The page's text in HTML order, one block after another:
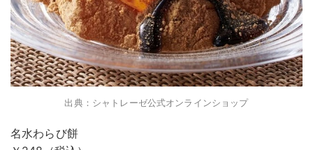
出典：シャトレーゼ公式オンラインショップ
名水わらび餅